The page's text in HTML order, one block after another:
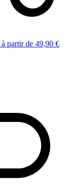
à partir de 49,90 €